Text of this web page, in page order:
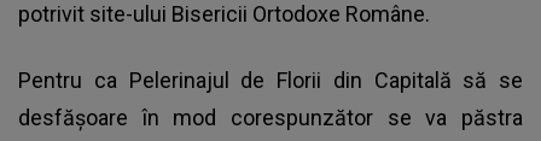
potrivit site-ului Bisericii Ortodoxe Române.
Pentru ca Pelerinajul de Florii din Capitală să se
desfășoare în mod corespunzător se va păstra